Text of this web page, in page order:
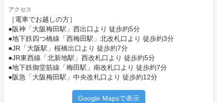
アクセス
［電車でお越しの方］
●阪神「大阪梅田駅」西出口より 徒歩約5分
●地下鉄四つ橋線「西梅田駅」北改札口より 徒歩約3分
●JR「大阪駅」桜橋出口より 徒歩約7分
●JR東西線「北新地駅」西改札口より 徒歩約5分
●地下鉄御堂筋線「梅田駅」南改札口より 徒歩約7分
●阪急「大阪梅田駅」中央改札口より 徒歩約12分
Google Mapsで表示